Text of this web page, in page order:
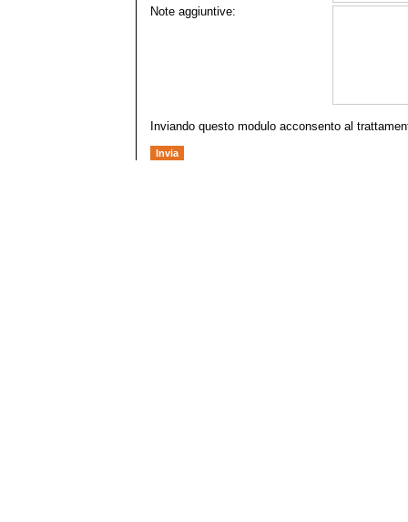
Note aggiuntive:
Inviando questo modulo acconsento al